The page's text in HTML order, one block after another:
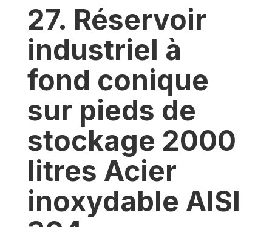
27. Réservoir
industriel à
fond conique
sur pieds de
stockage 2000
litres Acier
inoxydable AISI